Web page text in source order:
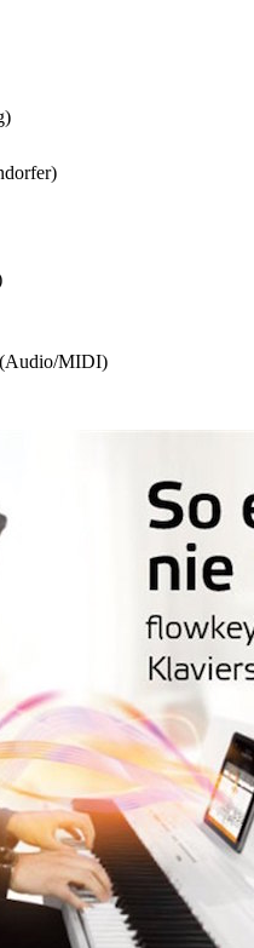
(Audio/MIDI)